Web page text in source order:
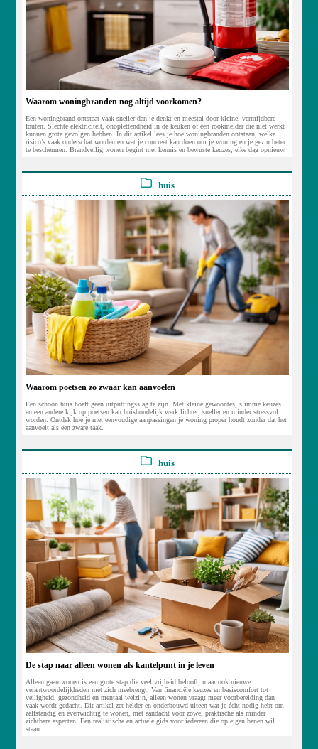
Waarom woningbranden nog altijd voorkomen?
Een woningbrand ontstaat vaak sneller dan je denkt en meestal door kleine, vermijdbare
fouten. Slechte elektriciteit, onoplettendheid in de keuken of een rookmelder die niet werkt
kunnen grote gevolgen hebben. In dit artikel lees je hoe woningbranden ontstaan, welke
risico’s vaak onderschat worden en wat je concreet kan doen om je woning en je gezin beter
te beschermen. Brandveilig wonen begint met kennis en bewuste keuzes, elke dag opnieuw.
huis
Waarom poetsen zo zwaar kan aanvoelen
Een schoon huis hoeft geen uitputtingsslag te zijn. Met kleine gewoontes, slimme keuzes
en een andere kijk op poetsen kan huishoudelijk werk lichter, sneller en minder stressvol
worden. Ontdek hoe je met eenvoudige aanpassingen je woning proper houdt zonder dat het
aanvoelt als een zware taak.
huis
De stap naar alleen wonen als kantelpunt in je leven
Alleen gaan wonen is een grote stap die veel vrijheid belooft, maar ook nieuwe
verantwoordelijkheden met zich meebrengt. Van financiële keuzes en basiscomfort tot
veiligheid, gezondheid en mentaal welzijn, alleen wonen vraagt meer voorbereiding dan
vaak wordt gedacht. Dit artikel zet helder en onderbouwd uiteen wat je écht nodig hebt om
zelfstandig en evenwichtig te wonen, met aandacht voor zowel praktische als minder
zichtbare aspecten. Een realistische en actuele gids voor iedereen die op eigen benen wil
staan.